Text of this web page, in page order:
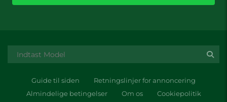
Guide til siden
Retningslinjer for annoncering
Almindelige betingelser
Om os Cookiepolitik